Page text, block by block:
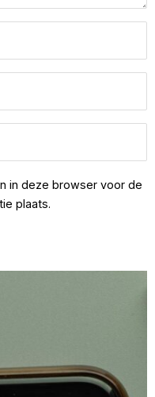
in deze browser voor de
plaats.